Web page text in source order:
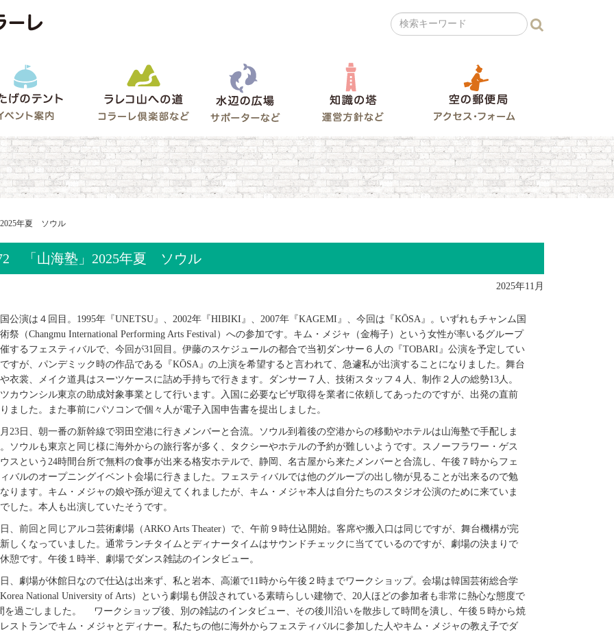
ート ラレコ山への道
ラレコ
年夏 ソウル
「山海塾」2025年夏 ソウル
2025年11月
公演は４回目。1995年『UNETSU』、2002年『HIBIKI』、2007年『KAGEMI』、今回は『KŌSA』。いずれもチャンム国
祭（Changmu International Performing Arts Festival）への参加です。キム・メジャ（金梅子）という女性が率いるグループ
するフェスティバルで、今回が31回目。伊藤のスケジュールの都合で当初ダンサー６人の『TOBARI』公演を予定してい
すが、パンデミック時の作品である『KŌSA』の上演を希望すると言われて、急遽私が出演することになりました。舞台
衣裳、メイク道具はスーツケースに詰め手持ちで行きます。ダンサー７人、技術スタッフ４人、制作２人の総勢13人。
カウンシル東京の助成対象事業として行います。入国に必要なビザ取得を業者に依頼してあったのですが、出発の直前
ました。また事前にパソコンで個々人が電子入国申告書を提出しました。
23日、朝一番の新幹線で羽田空港に行きメンバーと合流。ソウル到着後の空港からの移動やホテルは山海塾で手配しま
ソウルも東京と同じ様に海外からの旅行客が多く、タクシーやホテルの予約が難しいようです。スノーフラワー・ゲス
スという24時間台所で無料の食事が出来る格安ホテルで、静岡、名古屋から来たメンバーと合流し、午後７時からフェ
バルのオープニングイベント会場に行きました。フェスティバルでは他のグループの出し物が見ることが出来るので勉
ります。キム・メジャの娘や孫が迎えてくれましたが、キム・メジャ本人は自分たちのスタジオ公演のために来ていま
した。本人も出演していたそうです。
、前回と同じアルコ芸術劇場（ARKO Arts Theater）で、午前９時仕込開始。客席や搬入口は同じですが、舞台機構が完
しくなっていました。通常ランチタイムとディナータイムはサウンドチェックに当てているのですが、劇場の決まりで
憩です。午後１時半、劇場でダンス雑誌のインタビュー。
、劇場が休館日なので仕込は出来ず、私と岩本、高瀬で11時から午後２時までワークショップ。会場は韓国芸術総合学
National University of Arts）という劇場も併設されている素晴らしい建物で、20人ほどの参加者も非常に熱心な態度で
を過ごしました。 ワークショップ後、別の雑誌のインタビュー、その後川沿いを散歩して時間を潰し、午後５時から焼
ストランでキム・メジャとディナー。私たちの他に海外からフェスティバルに参加した人やキム・メジャの教え子でダ